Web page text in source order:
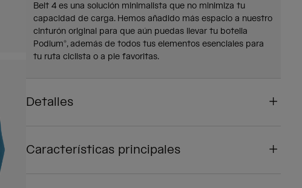
Belt 4 es una solución minimalista que no minimiza tu
capacidad de carga. Hemos añadido más espacio a nuestro
cinturón original para que aún puedas llevar tu botella
Podium®, además de todos tus elementos esenciales para
tu ruta ciclista o a pie favoritas.
Detalles
Características principales